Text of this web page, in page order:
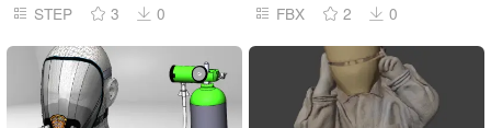
STEP 3 0 FBX 2 0